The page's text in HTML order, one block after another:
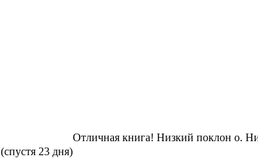
(спустя 23 дня)
Отличная книга! Низкий поклон о.